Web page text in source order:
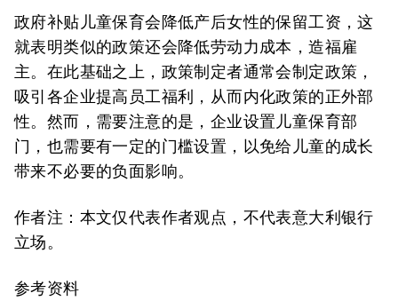
政府补贴儿童保育会降低产后女性的保留工资，这
就表明类似的政策还会降低劳动力成本，造福雇
主。在此基础之上，政策制定者通常会制定政策，
吸引各企业提高员工福利，从而内化政策的正外部
性。然而，需要注意的是，企业设置儿童保育部
门，也需要有一定的门槛设置，以免给儿童的成长
带来不必要的负面影响。
作者注：本文仅代表作者观点，不代表意大利银行
立场。
参考资料